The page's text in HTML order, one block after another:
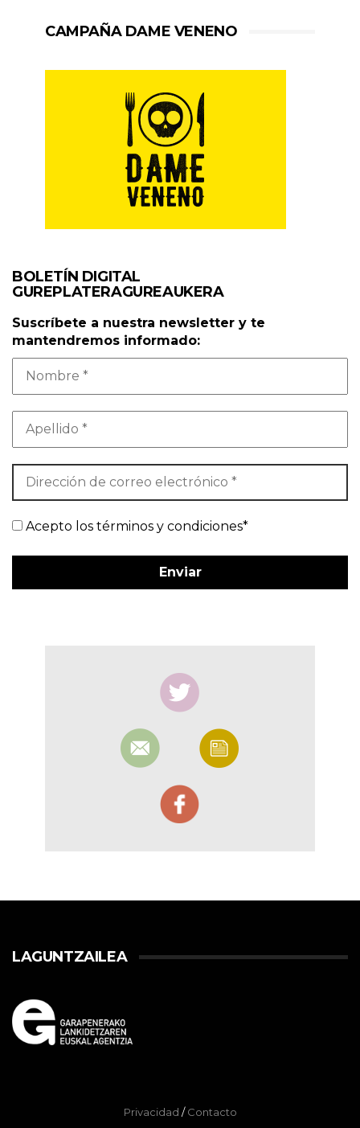
CAMPAÑA DAME VENENO
BOLETÍN DIGITAL
GUREPLATERAGUREAUKERA
Suscríbete a nuestra newsletter y te
mantendremos informado:
Acepto los términos y condiciones*
LAGUNTZAILEA
Privacidad /Contacto